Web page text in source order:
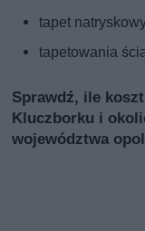
tapet
tapetowania
Sprawdź, ile
Kluczborku i
województwa